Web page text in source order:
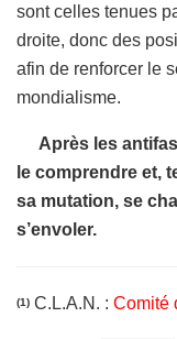
sont celles tenues
droite, donc des
afin de renforcer le
mondialisme.
Après les
le comprendre et,
sa mutation, se
s’envoler.
(1) C.L.A.N. : Comité